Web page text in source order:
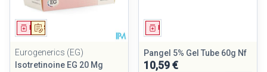
Sur prescription
Médicament
Eurogenerics (EG)
Isotretinoine EG 20 Mg
Pangel 5% Gel Tube 60g Nf
10,59 €